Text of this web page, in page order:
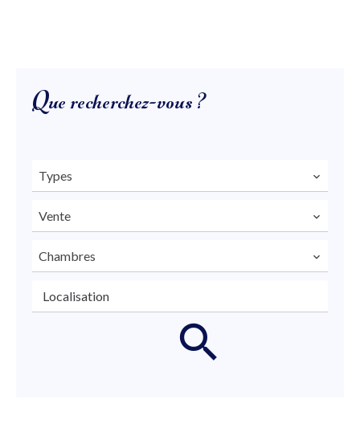
Que recherchez-vous ?
Types
Vente
Chambres
Localisation